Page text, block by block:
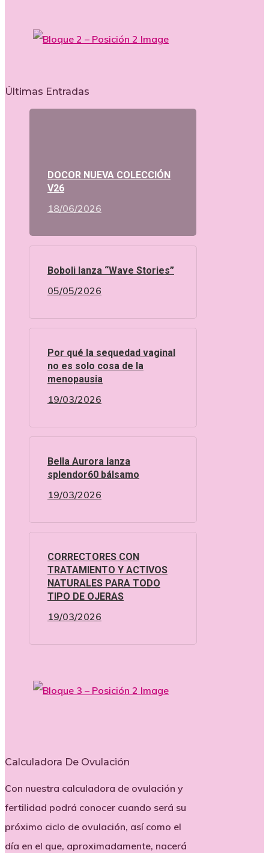
Últimas Entradas
DOCOR NUEVA COLECCIÓN
V26
18/06/2026
Boboli lanza “Wave Stories”
05/05/2026
Por qué la sequedad vaginal
no es solo cosa de la
menopausia
19/03/2026
Bella Aurora lanza
splendor60 bálsamo
19/03/2026
CORRECTORES CON
TRATAMIENTO Y ACTIVOS
NATURALES PARA TODO
TIPO DE OJERAS
19/03/2026
Calculadora De Ovulación
Con nuestra calculadora de ovulación y
fertilidad podrá conocer cuando será su
próximo ciclo de ovulación, así como el
día en el que, aproximadamente, nacerá